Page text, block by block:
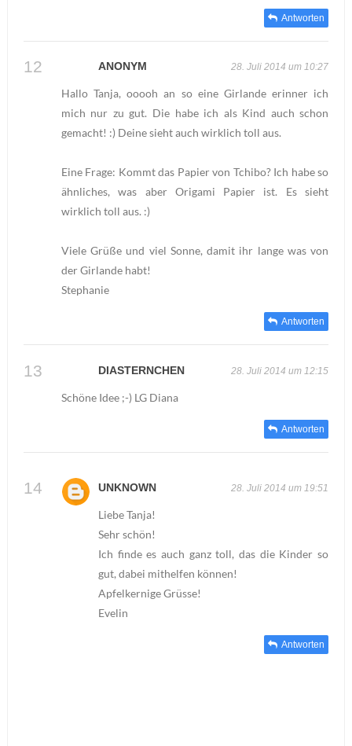
Antworten
ANONYM 28. Juli 2014 um 10:27
Hallo Tanja, ooooh an so eine Girlande erinner ich
mich nur zu gut. Die habe ich als Kind auch schon
gemacht! :) Deine sieht auch wirklich toll aus.
Eine Frage: Kommt das Papier von Tchibo? Ich habe so
ähnliches, was aber Origami Papier ist. Es sieht
wirklich toll aus. :)
Viele Grüße und viel Sonne, damit ihr lange was von
der Girlande habt!
Stephanie
Antworten
DIASTERNCHEN 28. Juli 2014 um 12:15
Schöne Idee ;-) LG Diana
Antworten
UNKNOWN 28. Juli 2014 um 19:51
Liebe Tanja!
Sehr schön!
Ich finde es auch ganz toll, das die Kinder so
gut, dabei mithelfen können!
Apfelkernige Grüsse!
Evelin
Antworten